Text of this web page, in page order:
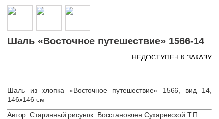
Шаль «Восточное путешествие» 1566-14
НЕДОСТУПЕН К ЗАКАЗУ
Шаль из хлопка «Восточное путешествие» 1566, вид 14,
146х146 см
Автор: Старинный рисунок. Восстановлен Сухаревской Т.П.